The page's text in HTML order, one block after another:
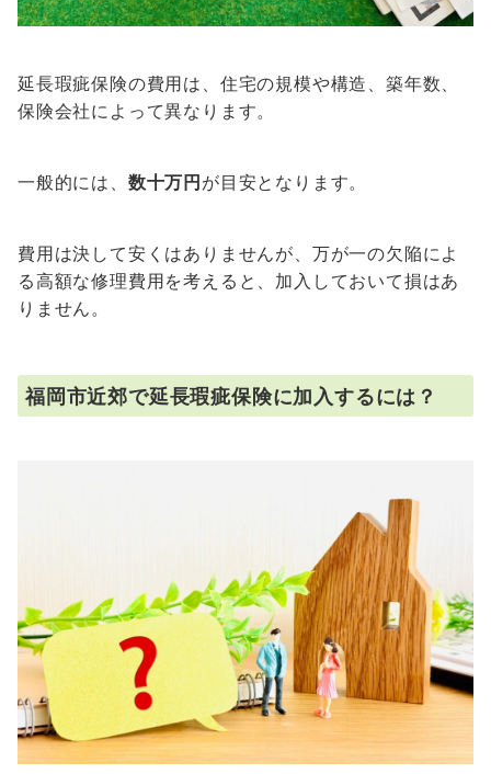
延長瑕疵保険の費用は、住宅の規模や構造、築年数、
保険会社によって異なります。
一般的には、 数十万円が目安となります。
費用は決して安くはありませんが、万が一の欠陥によ
る高額な修理費用を考えると、加入しておいて損はあ
りません。
福岡市近郊で延長瑕疵保険に加入するには？